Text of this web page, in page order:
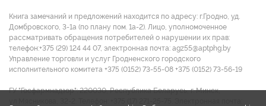
Книга замечаний и предложений находится по адресу: г.Гродно, уд.
Домбровского, 3-1а (по плану пом. 1а-2). Лицо, уполномоченное
рассматривать обращения потребителей о нарушении их прав:
телефон:+375 (29) 124 44 07, электронная почта: agz55@aptphg.by
Управление торговли и услуг Гродненского городского
исполнительного комитета +375 (0152) 73-55-08 +375 (0152) 73-56-19
ГУ "Госфармнадзор": 220030, Республика Беларусь, г. Минск,